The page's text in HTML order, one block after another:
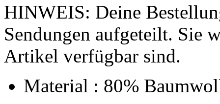
HINWEIS: Deine
Sendungen aufgeteilt. Sie
Artikel verfügbar sind.
Material : 80%